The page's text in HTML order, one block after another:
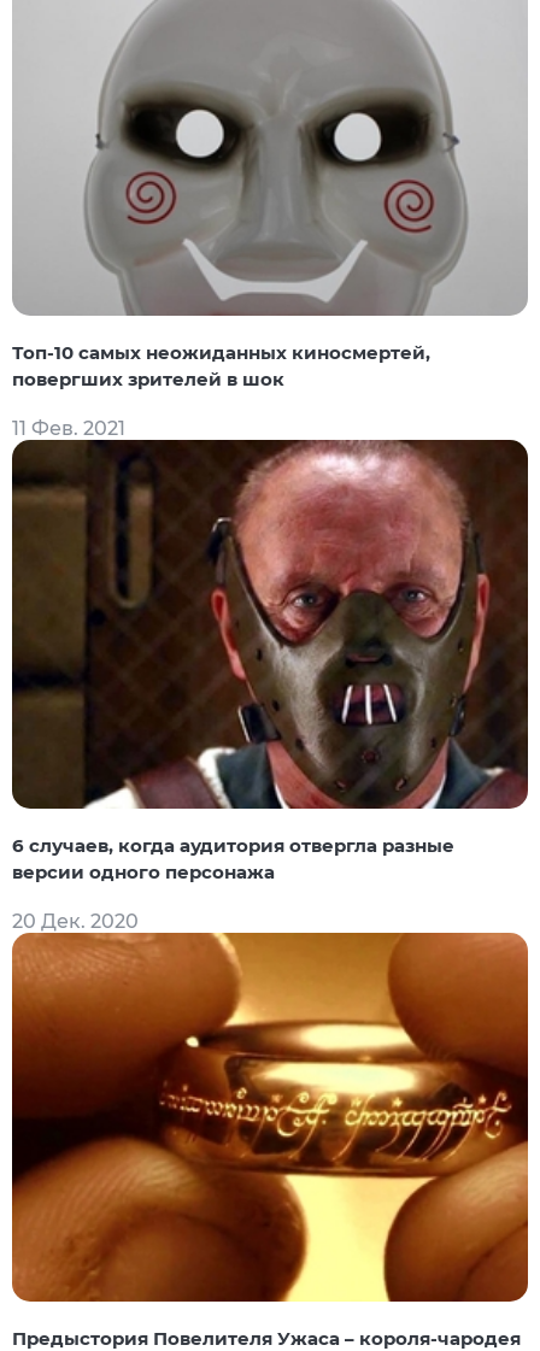
Топ-10 самых неожиданных киносмертей,
повергших зрителей в шок
11 Фев. 2021
6 случаев, когда аудитория отвергла разные
версии одного персонажа
20 Дек. 2020
Предыстория Повелителя Ужаса – короля-чародея